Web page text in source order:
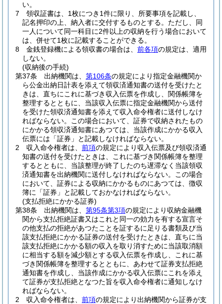
い。
7
領収証書は、1枚につき1件に限り、所要事項を記載し、
記名押印の上、納入者に交付するものとする。 ただし、同
一人について同一科目に2件以上の収納を行う場合において
は、併せて1枚に記載することができる。
8
金銭登録機による領収書の場合は、 前各項の規定は、適用
しない。
(収納後の手続)
第37条
出納機関は、 第106条の規定により指定金融機関か
ら公金出納日計表を添えて領収済通知書の送付を受けたと
きは、直ちにこれに基づき収入伝票を作成し、関係帳簿を
整理するとともに、当該収入伝票に指定金融機関から送付
を受けた領収済通知書を添えて収入命令権者に送付しなけ
ればならない。
この場合において、証券で収納されたもの
にかかる領収済通知書にあつては、当該作成にかかる収入
伝票には「証券」と記載しなければならない。
2
収入命令権者は、 前項の規定により収入伝票及び領収済通
知書の送付を受けたときは、これに基づき関係帳簿を整理
するとともに、当該整理が終了したのち遅滞なく当該領収
済通知書を出納機関に送付しなければならない。
この場合
において、証券による収納にかかるものにあつては、徴収
簿に「証券」と記載しておかなければならない。
(支払拒絶にかかる証券)
第38条
出納機関は、 第95条第3項の規定により収納金融機
関から支払拒絶証書又はこれと同一の効力を有する宣言そ
の他支払の拒絶があつたことを証するに足りる書類及び当
該支払拒絶にかかる証券の送付を受けたときは、直ちに当
該支払拒絶にかかる額の収入を取り消すために当該取消額
に相当する額を減少額とする収入伝票を作成し、これに基
づき関係帳簿を整理するとともに、あわせて証券支払拒絶
通知書を作成し、当該作成にかかる収入伝票にこれを添え
て証券が支払拒絶となつた旨を収入命令権者に通知しなけ
ればならない。
2
収入命令権者は、 前項の規定により出納機関から証券が支